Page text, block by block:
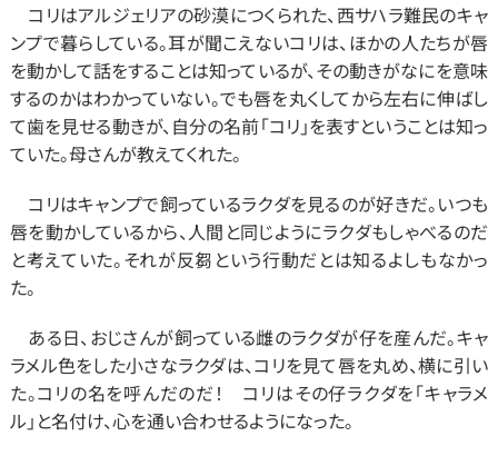
コリはアルジェリアの砂漠につくられた、西サハラ難民のキャ
ンプで暮らしている。耳が聞こえないコリは、ほかの人たちが唇
を動かして話をすることは知っているが、その動きがなにを意味
するのかはわかっていない。でも唇を丸くしてから左右に伸ばし
て歯を見せる動きが、自分の名前「コリ」を表すということは知っ
ていた。母さんが教えてくれた。
コリはキャンプで飼っているラクダを見るのが好きだ。いつも
唇を動かしているから、人間と同じようにラクダもしゃべるのだ
と考えていた。それが反芻という行動だとは知るよしもなかっ
た。
ある日、おじさんが飼っている雌のラクダが仔を産んだ。キャ
ラメル色をした小さなラクダは、コリを見て唇を丸め、横に引い
た。コリの名を呼んだのだ！　コリはその仔ラクダを「キャラメ
ル」と名付け、心を通い合わせるようになった。